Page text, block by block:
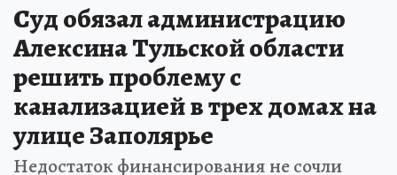
Суд обязал администрацию
Алексина Тульской области
решить проблему с
канализацией в трех домах на
улице Заполярье
Недостаток финансирования не сочли